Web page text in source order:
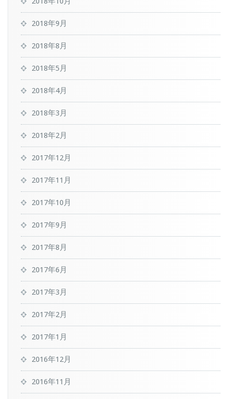
2018年9月
2018年8月
2018年5月
2018年4月
2018年3月
2018年2月
2017年12月
2017年11月
2017年10月
2017年9月
2017年8月
2017年6月
2017年3月
2017年2月
2017年1月
2016年12月
2016年11月